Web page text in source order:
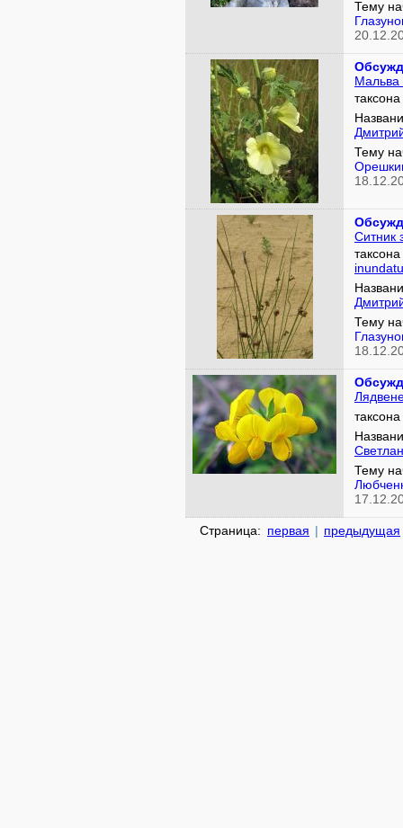
Тему
Мальва
таксона
Тему
Ситник
таксона
Тему
таксона
Тему
Страница: первая | предыдущая